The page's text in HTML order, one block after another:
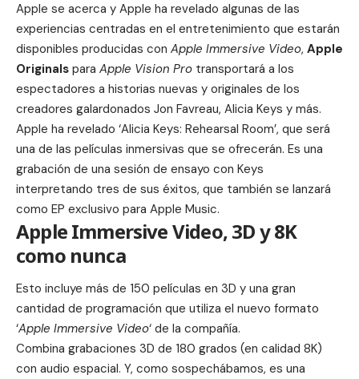
Apple se acerca y Apple ha revelado algunas de las
experiencias centradas en el entretenimiento que estarán
disponibles producidas con Apple Immersive Video, Apple
Originals para Apple Vision Pro transportará a los
espectadores a historias nuevas y originales de los
creadores galardonados Jon Favreau, Alicia Keys y más.
Apple ha revelado ‘Alicia Keys: Rehearsal Room’, que será
una de las películas inmersivas que se ofrecerán. Es una
grabación de una sesión de ensayo con Keys
interpretando tres de sus éxitos, que también se lanzará
como EP exclusivo para Apple Music.
Apple Immersive Video, 3D y 8K
como nunca
Esto incluye más de 150 películas en 3D y una gran
cantidad de programación que utiliza el nuevo formato
‘Apple Immersive Video‘ de la compañía.
Combina grabaciones 3D de 180 grados (en calidad 8K)
con audio espacial. Y, como sospechábamos, es una